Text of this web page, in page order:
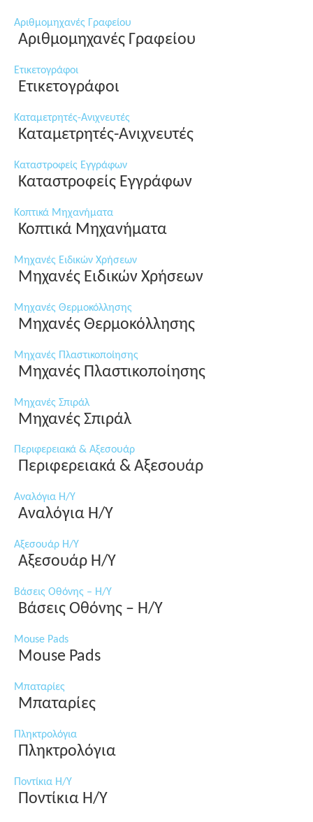
Αριθμομηχανές Γραφείου
Αριθμομηχανές Γραφείου
Ετικετογράφοι
Ετικετογράφοι
Καταμετρητές-Ανιχνευτές
Καταμετρητές-Ανιχνευτές
Καταστροφείς Εγγράφων
Καταστροφείς Εγγράφων
Κοπτικά Μηχανήματα
Κοπτικά Μηχανήματα
Μηχανές Ειδικών Χρήσεων
Μηχανές Ειδικών Χρήσεων
Μηχανές Θερμοκόλλησης
Μηχανές Θερμοκόλλησης
Μηχανές Πλαστικοποίησης
Μηχανές Πλαστικοποίησης
Μηχανές Σπιράλ
Μηχανές Σπιράλ
Περιφερειακά & Αξεσουάρ
Περιφερειακά & Αξεσουάρ
Αναλόγια Η/Υ
Αναλόγια Η/Υ
Αξεσουάρ Η/Υ
Αξεσουάρ Η/Υ
Βάσεις Οθόνης – Η/Υ
Βάσεις Οθόνης – Η/Υ
Mouse Pads
Mouse Pads
Μπαταρίες
Μπαταρίες
Πληκτρολόγια
Πληκτρολόγια
Ποντίκια Η/Υ
Ποντίκια Η/Υ